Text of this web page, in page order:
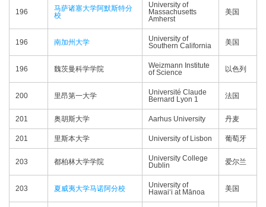
196
马萨诸塞大学阿默斯特分
校
University of
Massachusetts
Amherst
美国
196 南加州大学
University of
Southern California
美国
196 魏茨曼科学学院
Weizmann Institute
of Science
以色列
200 里昂第一大学
Université Claude
Bernard Lyon 1
法国
201 奥胡斯大学 Aarhus University 丹麦
201 里斯本大学 University of Lisbon 葡萄牙
203 都柏林大学学院
University College
Dublin
爱尔兰
203 夏威夷大学马诺阿分校
University of
Hawaiʻi at Mānoa
美国